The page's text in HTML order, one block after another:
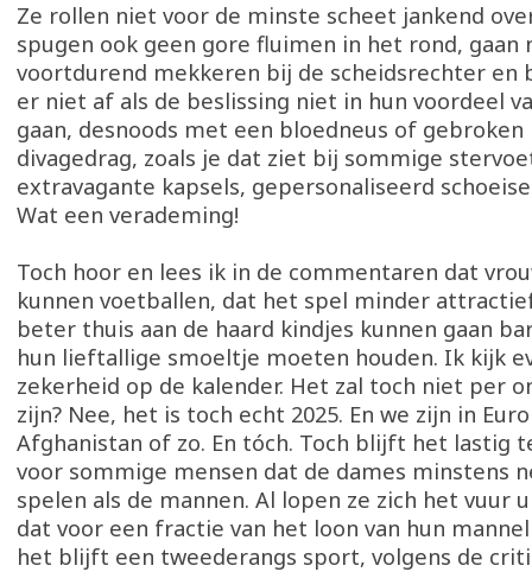
Ze rollen niet voor de minste scheet jankend
spugen ook geen gore fluimen in het rond, gaan
voortdurend mekkeren bij de scheidsrechter en
er niet af als de beslissing niet in hun voordeel
gaan, desnoods met een bloedneus of gebroken
divagedrag, zoals je dat ziet bij sommige
extravagante kapsels, gepersonaliseerd
Wat een verademing!
Toch hoor en lees ik in de commentaren dat
kunnen voetballen, dat het spel minder
beter thuis aan de haard kindjes kunnen gaan
hun lieftallige smoeltje moeten houden. Ik kijk
zekerheid op de kalender. Het zal toch niet per
zijn? Nee, het is toch echt 2025. En we zijn in
Afghanistan of zo. En tóch. Toch blijft het lastig
voor sommige mensen dat de dames minstens
spelen als de mannen. Al lopen ze zich het vuur
dat voor een fractie van het loon van hun
het blijft een tweederangs sport, volgens de